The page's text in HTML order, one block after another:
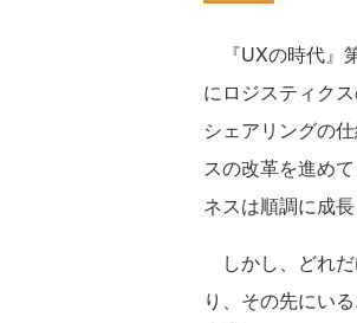
『UXの時代』
にロジスティク
シェアリングの
スの改革を進め
ネスは順調に成長
しかし、どれ
り、その先にい